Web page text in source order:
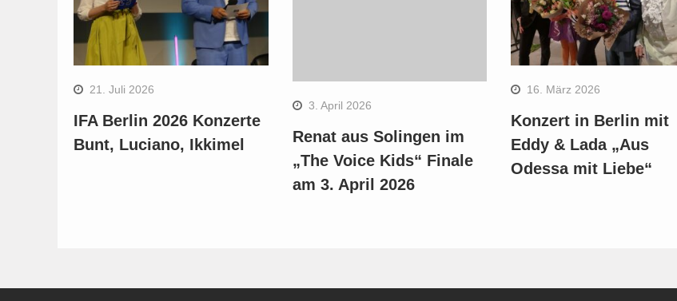
21. Juli 2026
IFA Berlin 2026 Konzerte
Bunt, Luciano, Ikkimel
3. April 2026
Renat aus Solingen im
„The Voice Kids“ Finale
am 3. April 2026
16. März 2026
Konzert in Berlin mit
Eddy & Lada „Aus
Odessa mit Liebe“